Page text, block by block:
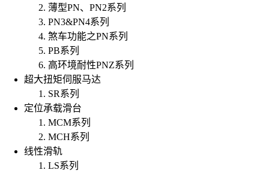
薄型PN、PN2系列
PN3&PN4系列
煞车功能之PN系列
PB系列
高环境耐性PNZ系列
超大扭矩伺服马达
SR系列
定位承载滑台
MCM系列
MCH系列
线性滑轨
LS系列